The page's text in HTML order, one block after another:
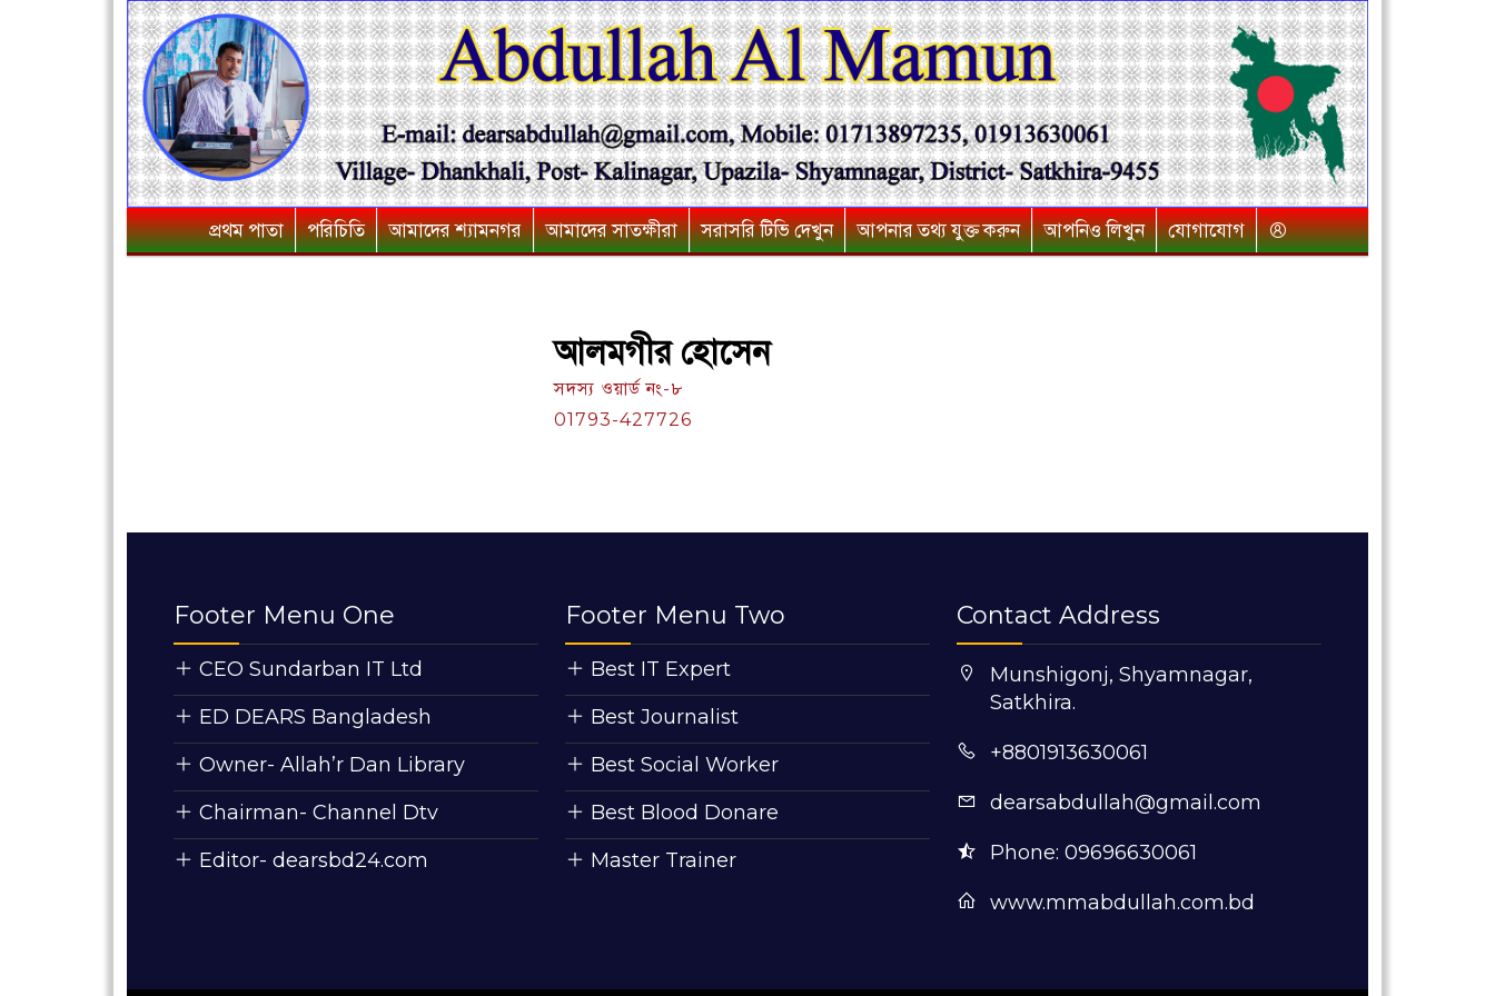
প্রথম পাতা পরিচিতি আমাদের শ্যামনগর আমাদের সাতক্ষীরা সরাসরি টিভি দেখুন আপনার তথ্য যুক্ত করুন আপনিও লিখুন যোগাযোগ
আলমগীর হোসেন
সদস্য ওয়ার্ড নং-৮
01793-427726
Footer Menu One
CEO Sundarban IT Ltd
ED DEARS Bangladesh
Owner- Allah’r Dan Library
Chairman- Channel Dtv
Editor- dearsbd24.com
Footer Menu Two
Best IT Expert
Best Journalist
Best Social Worker
Best Blood Donare
Master Trainer
Contact Address
Munshigonj, Shyamnagar,
Satkhira.
+8801913630061
dearsabdullah@gmail.com
Phone: 09696630061
www.mmabdullah.com.bd